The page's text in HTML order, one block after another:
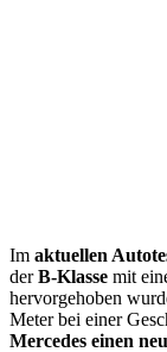
Im aktuellen
derB-Klasse mit
hervorgehoben
Meter bei einer
Mercedes einen